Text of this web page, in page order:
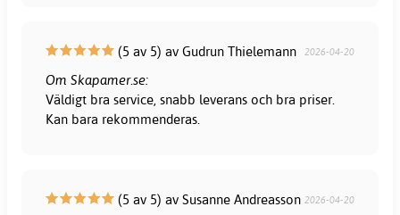
(5 av 5) av Gudrun Thielemann 2026-04-20
Om Skapamer.se:
Väldigt bra service, snabb leverans och bra priser.
Kan bara rekommenderas.
(5 av 5) av Susanne Andreasson 2026-04-20